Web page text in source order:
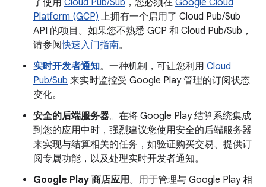
Platform (GCP) 上拥有一个启用了 Cloud Pub/Sub
API 的项目。如果您不熟悉 GCP 和 Cloud Pub/Sub，
请参阅快速入门指南。
实时开发者通知。一种机制，可让您利用 Cloud
Pub/Sub 来实时监控受 Google Play 管理的订阅状态
变化。
安全的后端服务器。在将 Google Play 结算系统集成
到您的应用中时，强烈建议您使用安全的后端服务器
来实现与结算相关的任务，如验证购买交易、提供订
阅专属功能，以及处理实时开发者通知。
Google Play 商店应用 。用于管理与 Google Play 相